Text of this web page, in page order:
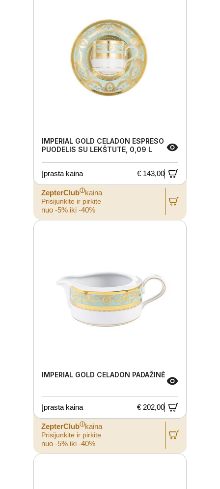
IMPERIAL GOLD CELADON ESPRESO
PUODELIS SU LEKŠTUTE, 0,09 L
Įprasta kaina € 143,00
ZepterClubⓘkaina
Prisijunkite ir pirkite
nuo -5% iki -40%
IMPERIAL GOLD CELADON PADAŽINĖ
Įprasta kaina € 202,00
ZepterClubⓘkaina
Prisijunkite ir pirkite
nuo -5% iki -40%